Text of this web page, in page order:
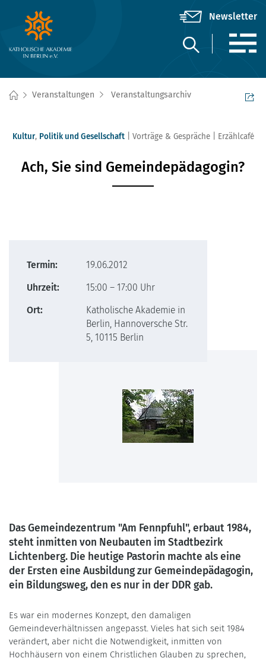
Veranstaltungen Veranstaltungsarchiv
Kultur, Politik und Gesellschaft Vorträge & Gespräche Erzählcafé
Ach, Sie sind Gemeindepädagogin?
Termin:
19.06.2012
Uhrzeit:
15:00 – 17:00 Uhr
Ort:
Katholische Akademie in
Berlin, Hannoversche Str.
5, 10115 Berlin
Das Gemeindezentrum "Am Fennpfuhl", erbaut 1984,
steht inmitten von Neubauten im Stadtbezirk
Lichtenberg. Die heutige Pastorin machte als eine
der Ersten eine Ausbildung zur Gemeindepädagogin,
ein Bildungsweg, den es nur in der DDR gab.
Es war ein modernes Konzept, den damaligen
Gemeindeverhältnissen angepasst. Vieles hat sich seit 1984
verändert, aber nicht die Notwendigkeit, inmitten von
Hochhäusern von einem Christlichen Glauben zu sprechen,